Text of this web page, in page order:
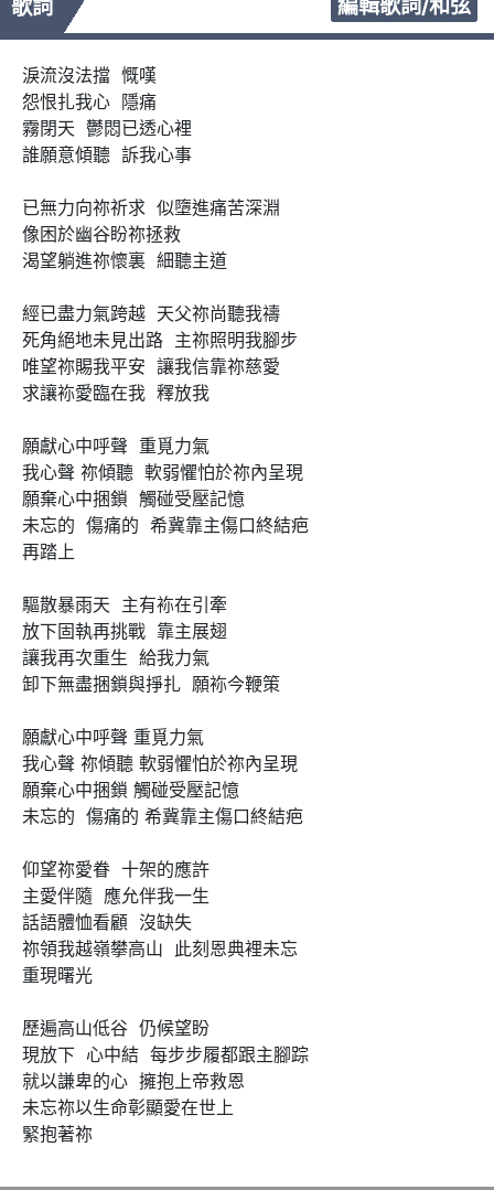
歌詞 編輯歌詞/和弦
淚流沒法擋  慨嘆
怨恨扎我心  隱痛
霧閉天  鬱悶已透心裡
誰願意傾聽  訴我心事
已無力向祢祈求  似墮進痛苦深淵
像困於幽谷盼祢拯救
渴望躺進祢懷裏  細聽主道
經已盡力氣跨越  天父祢尚聽我禱
死角絕地未見出路  主祢照明我腳步
唯望祢賜我平安  讓我信靠祢慈愛
求讓袮愛臨在我  釋放我
願獻心中呼聲  重覓力氣
我心聲 祢傾聽  軟弱懼怕於祢內呈現
願棄心中捆鎖  觸碰受壓記憶
未忘的  傷痛的  希冀靠主傷口終結疤
再踏上
驅散暴雨天  主有袮在引牽
放下固執再挑戰  靠主展翅
讓我再次重生  給我力氣
卸下無盡捆鎖與掙扎  願袮今鞭策
願獻心中呼聲 重覓力氣
我心聲 祢傾聽 軟弱懼怕於祢內呈現
願棄心中捆鎖 觸碰受壓記憶
未忘的  傷痛的 希冀靠主傷口終結疤
仰望祢愛眷  十架的應許
主愛伴隨  應允伴我一生
話語體恤看顧  沒缺失
祢領我越嶺攀高山  此刻恩典裡未忘
重現曙光
歷遍高山低谷  仍候望盼
現放下  心中結  每步步履都跟主腳踪
就以謙卑的心  擁抱上帝救恩
未忘祢以生命彰顯愛在世上
緊抱著祢